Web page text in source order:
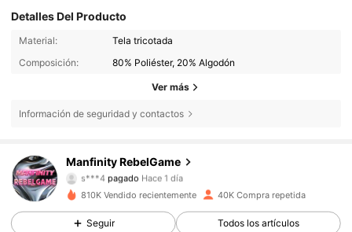
Detalles Del Producto
Material:
Tela tricotada
Composición:
80% Poliéster, 20% Algodón
Ver más
Información de seguridad y contactos
Manfinity RebelGame
4,79
49K Seguidores
s***4pagadoHace 1 día
w***7 seguido haceHace 12 horas
810K Vendido recientemente 40K Compra repetida
Seguir Todos los artículos